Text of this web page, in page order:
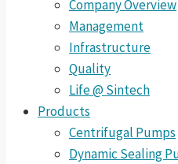
Company Overview
Management
Infrastructure
Quality
Life @ Sintech
Products
Centrifugal Pumps
Dynamic Sealing